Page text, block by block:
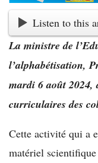
Listen to this
La ministre de
l’alphabétisation,
mardi 6 août 2024,
curriculaires des
Cette activité qui a
matériel